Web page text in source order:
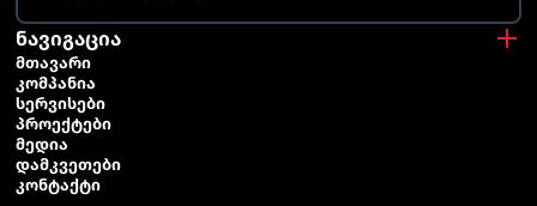
ნავიგაცია
ᲛᲗᲐᲕᲐᲠᲘ
ᲙᲝᲛᲞᲐᲜᲘᲐ
ᲡᲔᲠᲕᲘᲡᲔᲑᲘ
ᲞᲠᲝᲔᲥᲢᲔᲑᲘ
ᲛᲔᲓᲘᲐ
ᲓᲐᲛᲙᲕᲔᲗᲔᲑᲘ
ᲙᲝᲜᲢᲐᲥᲢᲘ